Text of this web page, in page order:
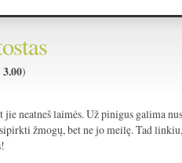
3.00)
neatneš laimės. Už pinigus galima
žmogų, bet ne jo meilę. Tad